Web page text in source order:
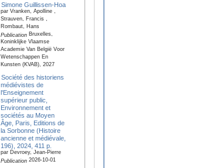
Simone Guillissen-Hoa
par Vranken, Apolline ,
Strauven, Francis ,
Rombaut, Hans
PublicationBruxelles,
Koninklijke Vlaamse
Academie Van België Voor
Wetenschappen En
Kunsten (KVAB), 2027
Société des historiens
médiévistes de
l'Enseignement
supérieur public,
Environnement et
sociétés au Moyen
Âge, Paris, Editions de
la Sorbonne (Histoire
ancienne et médiévale,
196), 2024, 411 p.
par Devroey, Jean-Pierre
Publication2026-10-01